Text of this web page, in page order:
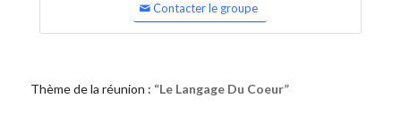
Contacter le groupe
Thème de la réunion : “Le Langage Du Coeur”